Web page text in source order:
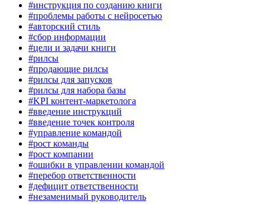
#инструкция по созданию книги
#проблемы работы с нейросетью
#авторский стиль
#сбор информации
#цели и задачи книги
#рилсы
#продающие рилсы
#рилсы для запусков
#рилсы для набора базы
#KPI контент-маркетолога
#введение инструкций
#введение точек контроля
#управление командой
#рост команды
#рост компании
#ошибки в управлении командой
#перебор ответственности
#дефицит ответственности
#незаменимый руководитель